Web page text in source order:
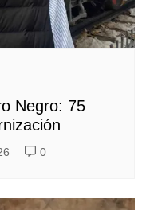
Negro: 75
0